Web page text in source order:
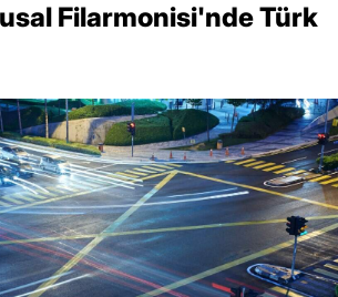
Filarmonisi'nde Türk